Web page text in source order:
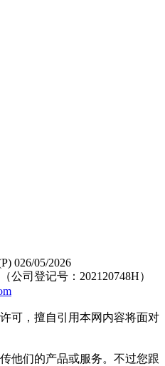
026/05/2026
公司登记号：202120748H）
可，擅自引用本网内容将面对
他们的产品或服务。不过您跟